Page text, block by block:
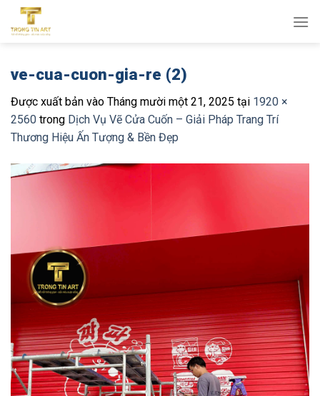
qua
ve-cua-cuon-gia-re (2)
Được xuất bản vào Tháng mười một 21, 2025 tại 1920 ×
2560 trong Dịch Vụ Vẽ Cửa Cuốn – Giải Pháp Trang Trí
Thương Hiệu Ấn Tượng & Bền Đẹp